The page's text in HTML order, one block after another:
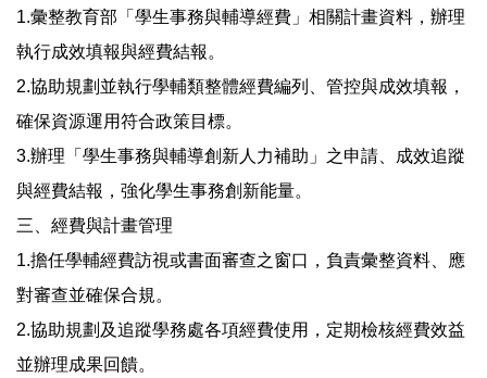
1.彙整教育部「學生事務與輔導經費」相關計畫資料，辦理
執行成效填報與經費結報。
2.協助規劃並執行學輔類整體經費編列、管控與成效填報，
確保資源運用符合政策目標。
3.辦理「學生事務與輔導創新人力補助」之申請、成效追蹤
與經費結報，強化學生事務創新能量。
三、經費與計畫管理
1.擔任學輔經費訪視或書面審查之窗口，負責彙整資料、應
對審查並確保合規。
2.協助規劃及追蹤學務處各項經費使用，定期檢核經費效益
並辦理成果回饋。